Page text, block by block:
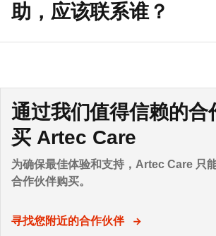
助，应该联系谁？
通过我们值得信赖的合
买 Artec Care
为确保最佳体验和支持，Artec Care 只
合作伙伴购买。
寻找您附近的合作伙伴